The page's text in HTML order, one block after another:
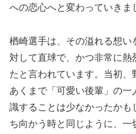
への恋心へと変わっていきま
楢崎選手は、その溢れる想い
対して直球で、かつ非常に
たと言われています。当初
あくまで「可愛い後輩」の
識することは少なかったか
ち向かう時と同じように、